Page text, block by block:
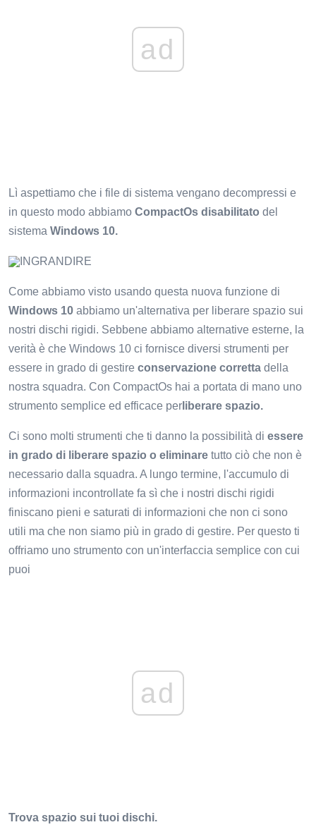
ad
Lì aspettiamo che i file di sistema vengano decompressi e
in questo modo abbiamo CompactOs disabilitato del
sistema Windows 10.
INGRANDIRE
Come abbiamo visto usando questa nuova funzione di
Windows 10 abbiamo un'alternativa per liberare spazio sui
nostri dischi rigidi. Sebbene abbiamo alternative esterne, la
verità è che Windows 10 ci fornisce diversi strumenti per
essere in grado di gestire conservazione corretta della
nostra squadra. Con CompactOs hai a portata di mano uno
strumento semplice ed efficace per liberare spazio.
Ci sono molti strumenti che ti danno la possibilità di essere
in grado di liberare spazio o eliminare tutto ciò che non è
necessario dalla squadra. A lungo termine, l'accumulo di
informazioni incontrollate fa sì che i nostri dischi rigidi
finiscano pieni e saturati di informazioni che non ci sono
utili ma che non siamo più in grado di gestire. Per questo ti
offriamo uno strumento con un'interfaccia semplice con cui
puoi
ad
Trova spazio sui tuoi dischi.